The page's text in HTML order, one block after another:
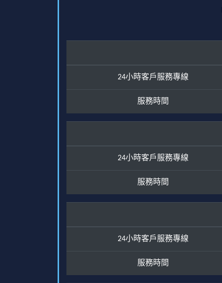
24小時客戶服務專線
服務時間
24小時客戶服務專線
服務時間
24小時客戶服務專線
服務時間